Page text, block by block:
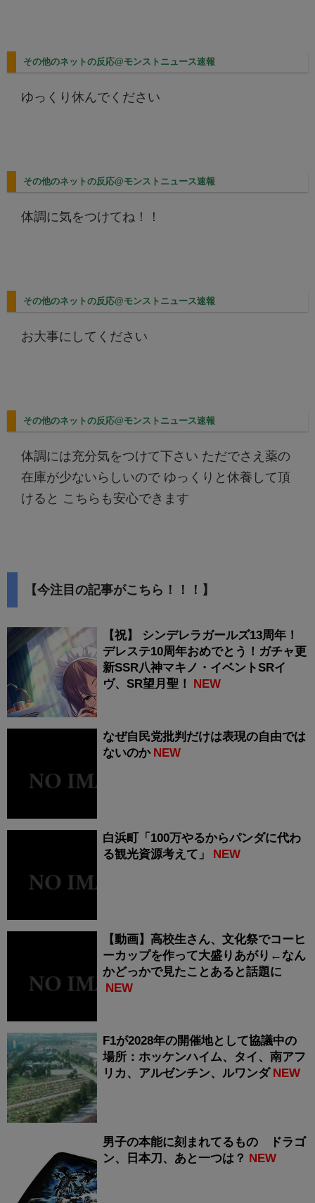
その他のネットの反応@モンストニュース速報
ゆっくり休んでください
その他のネットの反応@モンストニュース速報
体調に気をつけてね！！
その他のネットの反応@モンストニュース速報
お大事にしてください
その他のネットの反応@モンストニュース速報
体調には充分気をつけて下さい ただでさえ薬の
在庫が少ないらしいので ゆっくりと休養して頂
けると こちらも安心できます
【今注目の記事がこちら！！！】
【祝】 シンデレラガールズ13周年！
デレステ10周年おめでとう！ガチャ更
新SSR八神マキノ・イベントSRイ
ヴ、SR望月聖！
NEW
なぜ自民党批判だけは表現の自由では
ないのか NEW
白浜町「100万やるからパンダに代わ
る観光資源考えて」
NEW
【動画】高校生さん、文化祭でコーヒ
ーカップを作って大盛りあがり←なん
かどっかで見たことあると話題に
NEW
F1が2028年の開催地として協議中の
場所：ホッケンハイム、タイ、南アフ
リカ、アルゼンチン、ルワンダ NEW
男子の本能に刻まれてるもの ドラゴ
ン、日本刀、あと一つは？ NEW